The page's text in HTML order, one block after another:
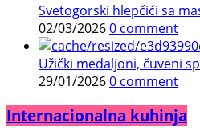
Svetogorski hlepčići sa
02/03/20260 comment
Užički medaljoni, čuveni
29/01/20260 comment
Internacionalna kuhinja